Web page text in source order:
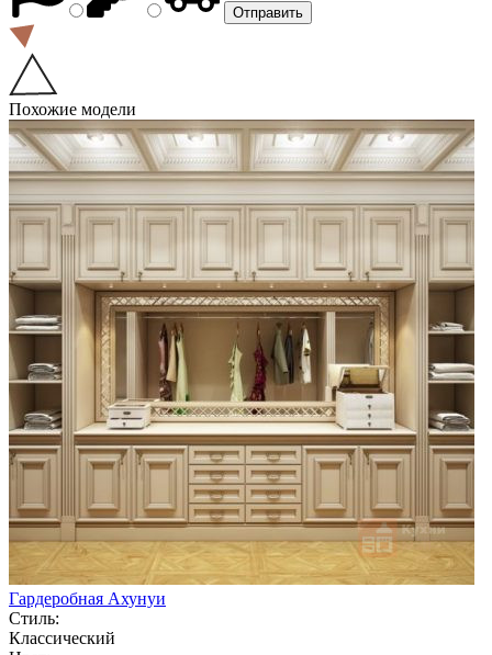
Похожие модели
Гардеробная Ахунуи
Стиль:
Классический